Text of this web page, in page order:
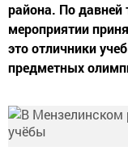
района. По давней
мероприятии
это отличники
предметных